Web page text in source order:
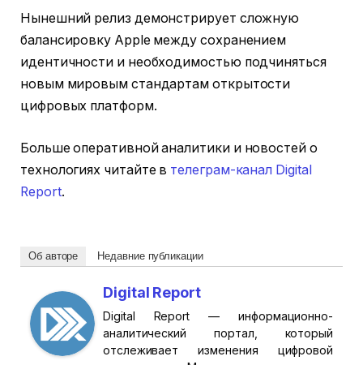
Нынешний релиз демонстрирует сложную
балансировку Apple между сохранением
идентичности и необходимостью подчиняться
новым мировым стандартам открытости
цифровых платформ.
Больше оперативной аналитики и новостей о
технологиях читайте в телеграм-канал Digital
Report.
Об авторе Недавние публикации
Digital Report
Digital Report — информационно-
аналитический портал, который
отслеживает изменения цифровой